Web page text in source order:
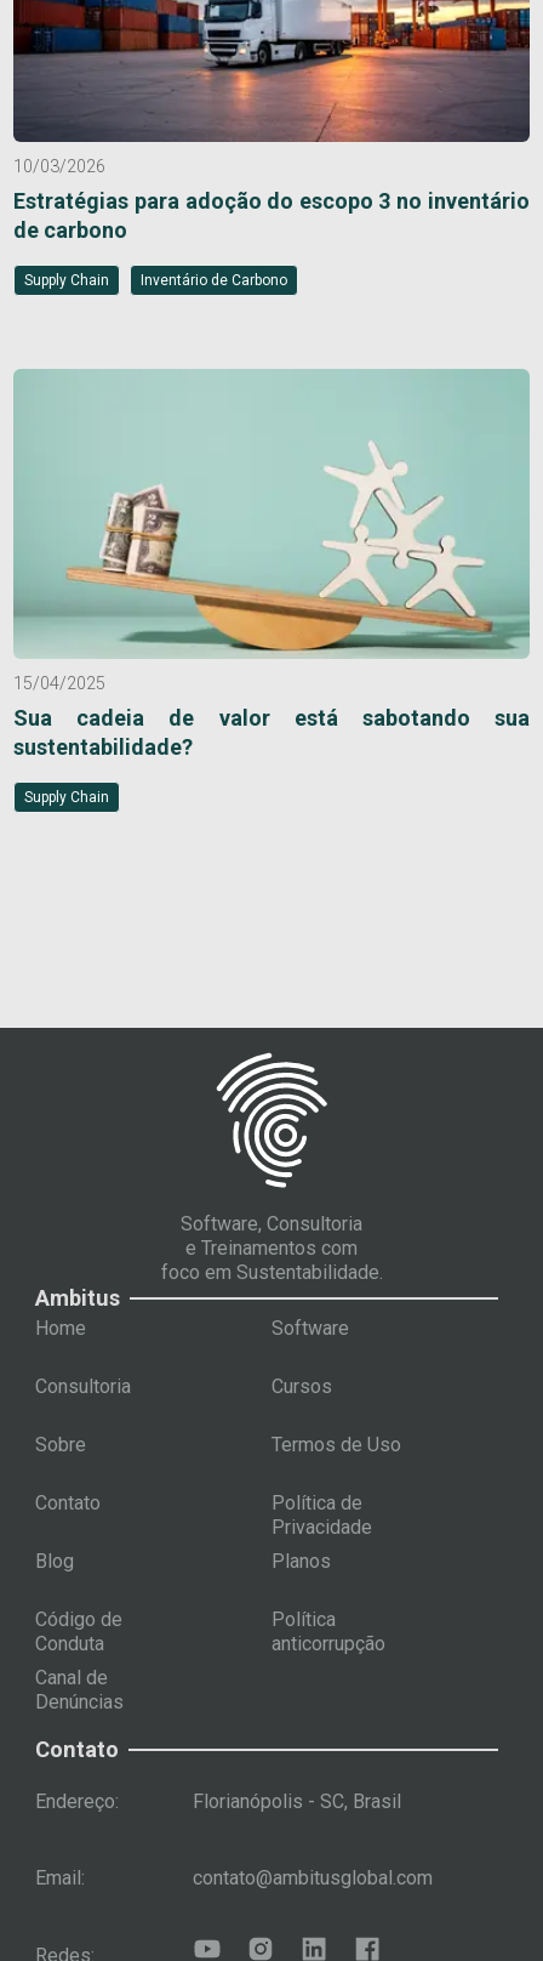
10/03/2026
Estratégias para adoção do escopo 3 no inventário
de carbono
Supply Chain Inventário de Carbono
15/04/2025
Sua cadeia de valor está sabotando sua
sustentabilidade?
Supply Chain
Software, Consultoria
e Treinamentos com
foco em Sustentabilidade.
Contato
Endereço: Florianópolis - SC, Brasil
Email: contato@ambitusglobal.com
Redes:
Ambitus
Home Software
Consultoria Cursos
Sobre Termos de Uso
Contato
Política de
Privacidade
Blog
Planos
Código de
Conduta
Política
anticorrupção
Canal de
Denúncias